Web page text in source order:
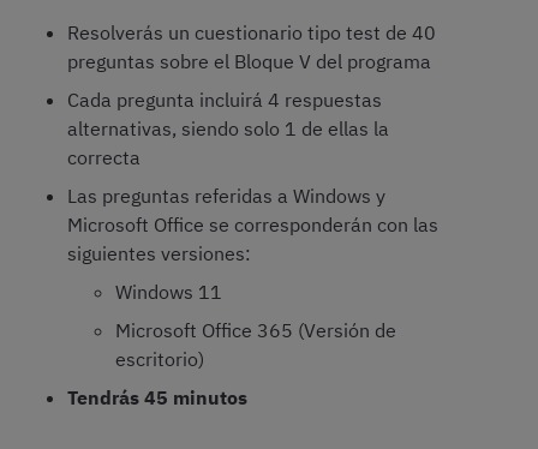
Resolverás un cuestionario tipo test de 40
preguntas sobre el Bloque V del programa
Cada pregunta incluirá 4 respuestas
alternativas, siendo solo 1 de ellas la
correcta
Las preguntas referidas a Windows y
Microsoft Office se corresponderán con las
siguientes versiones:
Windows 11
Microsoft Office 365 (Versión de
escritorio)
Tendrás 45 minutos